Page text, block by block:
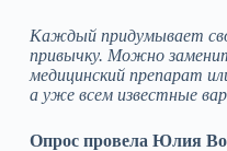
Каждый придумывает
привычку. Можно
медицинский препарат
а уже всем известные
Опрос провела Юлия